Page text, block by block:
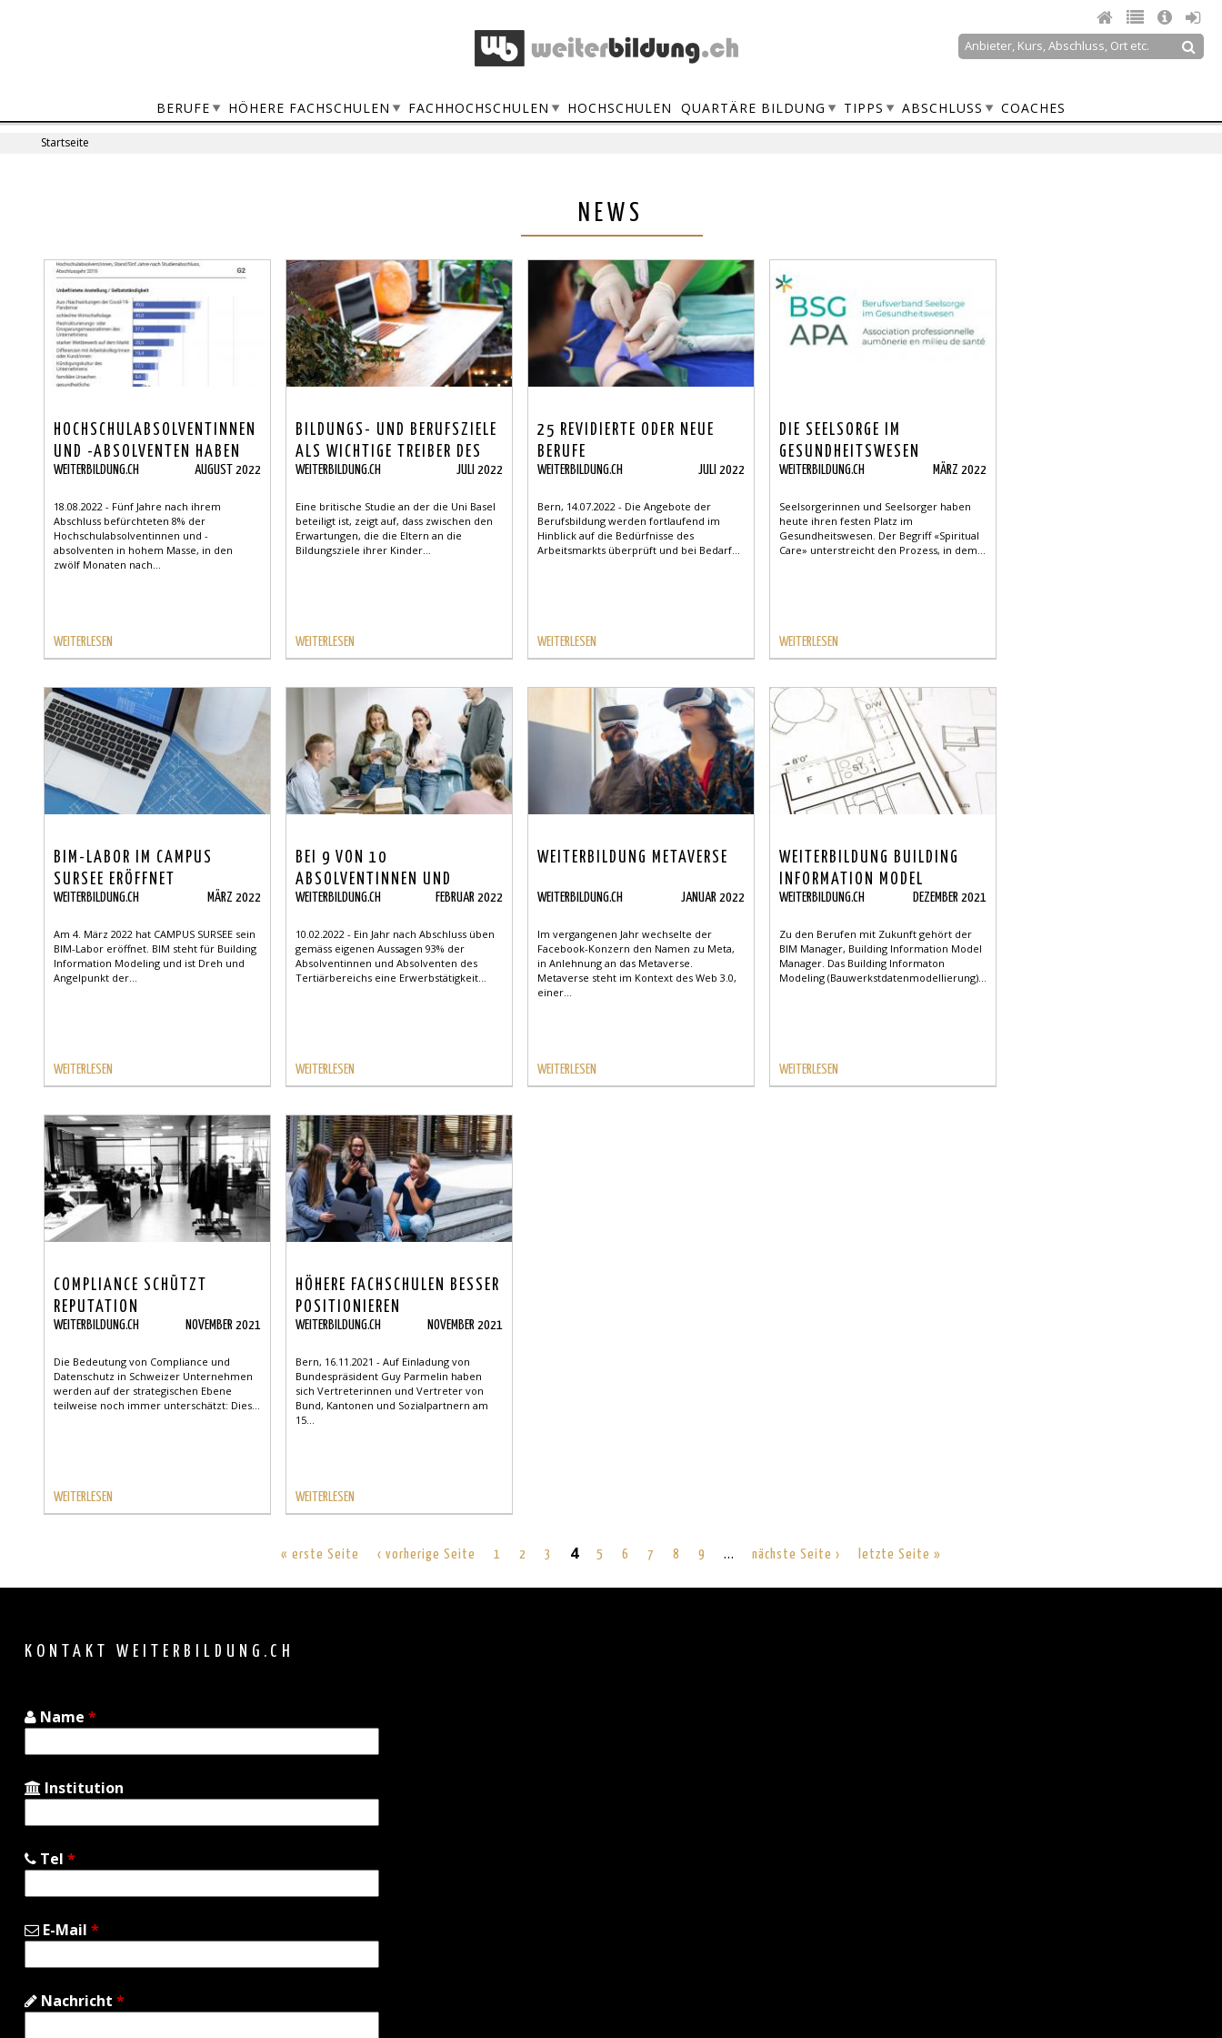
Suche
BERUFE HÖHERE FACHSCHULEN FACHHOCHSCHULEN HOCHSCHULEN QUARTÄRE BILDUNG TIPPS ABSCHLUSS COACHES
Startseite
NEWS
HOCHSCHULABSOLVENTINNEN
UND -ABSOLVENTEN HABEN
ANGST VOR
WEITERBILDUNG.CH AUGUST 2022
18.08.2022 - Fünf Jahre nach ihrem
Abschluss befürchteten 8% der
Hochschulabsolventinnen und -
absolventen in hohem Masse, in den
zwölf Monaten nach...
WEITERLESEN
BILDUNGS- UND BERUFSZIELE
ALS WICHTIGE TREIBER DES
KARRIEREERFOLGS
WEITERBILDUNG.CH JULI 2022
Eine britische Studie an der die Uni Basel
beteiligt ist, zeigt auf, dass zwischen den
Erwartungen, die die Eltern an die
Bildungsziele ihrer Kinder...
WEITERLESEN
25 REVIDIERTE ODER NEUE
BERUFE
WEITERBILDUNG.CH JULI 2022
Bern, 14.07.2022 - Die Angebote der
Berufsbildung werden fortlaufend im
Hinblick auf die Bedürfnisse des
Arbeitsmarkts überprüft und bei Bedarf...
WEITERLESEN
DIE SEELSORGE IM
GESUNDHEITSWESEN
GRÜNDET EINEN
WEITERBILDUNG.CH MÄRZ 2022
Seelsorgerinnen und Seelsorger haben
heute ihren festen Platz im
Gesundheitswesen. Der Begriff «Spiritual
Care» unterstreicht den Prozess, in dem...
WEITERLESEN
BIM-LABOR IM CAMPUS
SURSEE ERÖFFNET
WEITERBILDUNG.CH MÄRZ 2022
Am 4. März 2022 hat CAMPUS SURSEE sein
BIM-Labor eröffnet. BIM steht für Building
Information Modeling und ist Dreh und
Angelpunkt der...
WEITERLESEN
BEI 9 VON 10
ABSOLVENTINNEN UND
ABSOLVENTEN DES
STELLE ZUR AUSBILDUNG
WEITERBILDUNG.CH FEBRUAR 2022
10.02.2022 - Ein Jahr nach Abschluss üben
gemäss eigenen Aussagen 93% der
Absolventinnen und Absolventen des
Tertiärbereichs eine Erwerbstätigkeit...
WEITERLESEN
WEITERBILDUNG METAVERSE
WEITERBILDUNG.CH JANUAR 2022
Im vergangenen Jahr wechselte der
Facebook-Konzern den Namen zu Meta,
in Anlehnung an das Metaverse.
Metaverse steht im Kontext des Web 3.0,
einer...
WEITERLESEN
WEITERBILDUNG BUILDING
INFORMATION MODEL
MANAGER BIM
WEITERBILDUNG.CH DEZEMBER 2021
Zu den Berufen mit Zukunft gehört der
BIM Manager, Building Information Model
Manager. Das Building Informaton
Modeling (Bauwerkstdatenmodellierung)...
WEITERLESEN
COMPLIANCE SCHÜTZT
REPUTATION
WEITERBILDUNG.CH NOVEMBER 2021
Die Bedeutung von Compliance und
Datenschutz in Schweizer Unternehmen
werden auf der strategischen Ebene
teilweise noch immer unterschätzt: Dies...
WEITERLESEN
HÖHERE FACHSCHULEN BESSER
POSITIONIEREN
WEITERBILDUNG.CH NOVEMBER 2021
Bern, 16.11.2021 - Auf Einladung von
Bundespräsident Guy Parmelin haben
sich Vertreterinnen und Vertreter von
Bund, Kantonen und Sozialpartnern am
15...
WEITERLESEN
Seiten
« erste Seite ‹ vorherige Seite 1 2 3 4 5 6 7 8 9 … nächste Seite › letzte Seite »
top
KONTAKT WEITERBILDUNG.CH
Name *
Institution
Tel *
E-Mail *
Nachricht *